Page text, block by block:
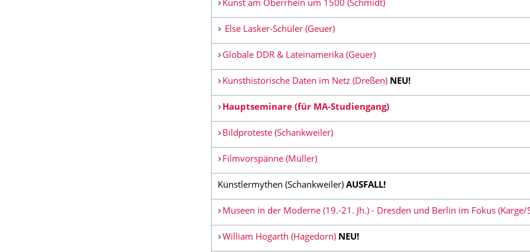
Kunst am Oberrhein um 1500 (Schmidt)
Else Lasker-Schüler (Geuer)
Globale DDR & Lateinamerika (Geuer)
Kunsthistorische Daten im Netz (Dreßen) NEU!
Hauptseminare (für MA-Studiengang)
Bildproteste (Schankweiler)
Filmvorspänne (Müller)
Künstlermythen (Schankweiler) AUSFALL!
Museen in der Moderne (19.-21. Jh.) - Dresden und Berlin im Fokus (Karge/
William Hogarth (Hagedorn) NEU!